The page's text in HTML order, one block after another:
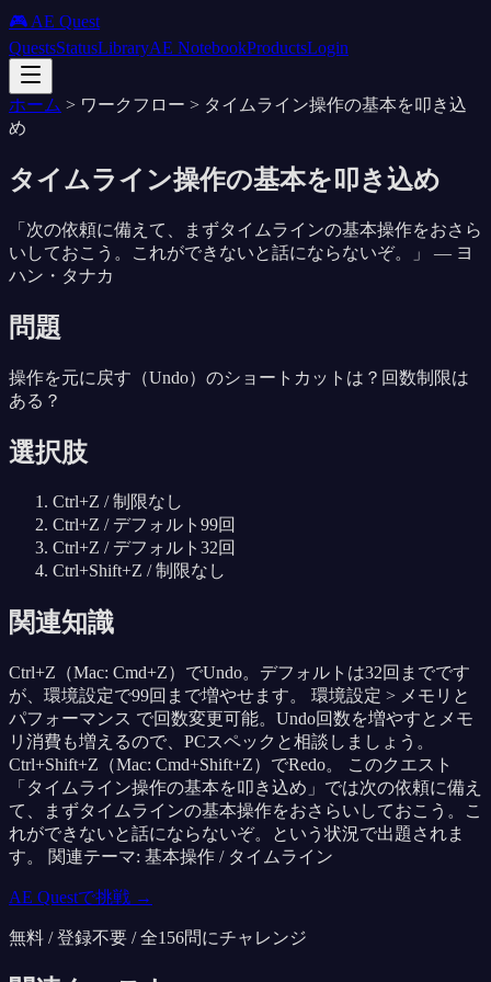
🎮 AE Quest
QuestsStatusLibraryAE NotebookProductsLogin
ホーム > ワークフロー > タイムライン操作の基本を叩き込
め
タイムライン操作の基本を叩き込め
「 次の依頼に備えて、まずタイムラインの基本操作をおさら
いしておこう。これができないと話にならないぞ。
」 — ヨ
ハン・タナカ
問題
操作を元に戻す（Undo）のショートカットは？回数制限は
ある？
選択肢
Ctrl+Z / 制限なし
Ctrl+Z / デフォルト99回
Ctrl+Z / デフォルト32回
Ctrl+Shift+Z / 制限なし
関連知識
Ctrl+Z（Mac: Cmd+Z）でUndo。デフォルトは32回までです
が、環境設定で99回まで増やせます。 環境設定 > メモリと
パフォーマンス で回数変更可能。Undo回数を増やすとメモ
リ消費も増えるので、PCスペックと相談しましょう。
Ctrl+Shift+Z（Mac: Cmd+Shift+Z）でRedo。 このクエスト
「タイムライン操作の基本を叩き込め」では次の依頼に備え
て、まずタイムラインの基本操作をおさらいしておこう。こ
れができないと話にならないぞ。という状況で出題されま
す。 関連テーマ: 基本操作 / タイムライン
AE Questで挑戦 →
無料 / 登録不要 / 全156問にチャレンジ